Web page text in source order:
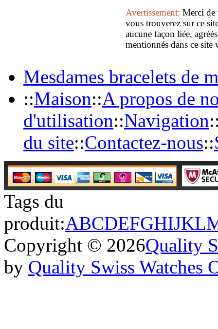
Avertissement: Merci de
vous trouverez sur ce
aucune façon liée,
mentionnés dans ce site
Mesdames bracelets de
::Maison::A propos de
d'utilisation::Navigation
du site::Contactez-nous::
Tags du
produit:ABCDEFGHIJKL
Copyright © 2026Quality
by Quality Swiss Watches